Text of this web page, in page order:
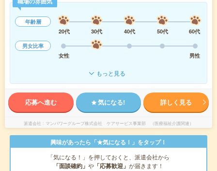
年齢層
20代
30代 40代 50代
60代
男女比率
女性
男性
もっと見る
応募へ進む 気になる! 詳しく見る
派遣会社 マンパワーグループ株式会社 ケアサービス事業部 （医療福祉介護関連）
興味があったら「★気になる！」をタップ！
「気になる！」を押しておくと、派遣会社から
「面談確約」 や 「応募歓迎」 が届きます！